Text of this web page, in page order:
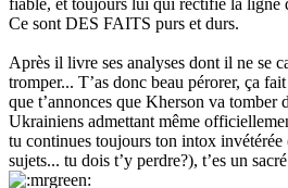
Ce sont DES FAITS purs et durs.
Après il livre ses analyses dont il ne se
tromper... T’as donc beau pérorer, ça
que t’annonces que Kherson va tomber
Ukrainiens admettant même
tu continues toujours ton intox invétérée
sujets... tu dois t’y perdre?), t’es un